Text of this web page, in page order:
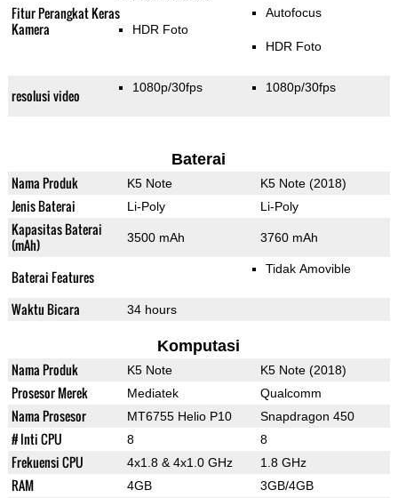
Fitur Perangkat Keras
Kamera
HDR Foto
Autofocus
HDR Foto
resolusi video 1080p/30fps 1080p/30fps
Baterai
Nama Produk K5 Note K5 Note (2018)
Jenis Baterai Li-Poly Li-Poly
Kapasitas Baterai
(mAh)
3500 mAh 3760 mAh
Baterai Features Tidak Amovible
Waktu Bicara 34 hours
Komputasi
Nama Produk K5 Note K5 Note (2018)
Prosesor Merek Mediatek Qualcomm
Nama Prosesor MT6755 Helio P10 Snapdragon 450
# Inti CPU 8 8
Frekuensi CPU 4x1.8 & 4x1.0 GHz 1.8 GHz
RAM 4GB 3GB/4GB